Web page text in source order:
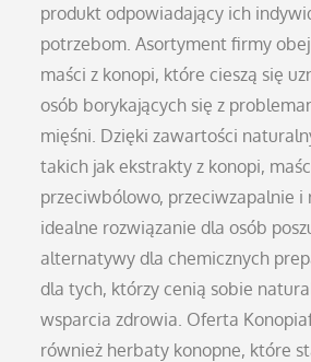
produkt odpowiadający ich
potrzebom. Asortyment firmy
maści z konopi, które cieszą się
osób borykających się z
mięśni. Dzięki zawartości
takich jak ekstrakty z konopi,
przeciwbólowo, przeciwzapalnie i
idealne rozwiązanie dla osób
alternatywy dla chemicznych
dla tych, którzy cenią sobie
wsparcia zdrowia. Oferta
również herbaty konopne, które